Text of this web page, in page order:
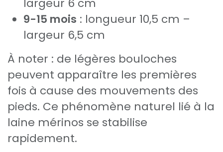
9-15 mois : longueur 10,5 cm –
largeur 6,5 cm
À noter : de légères bouloches
peuvent apparaître les premières
fois à cause des mouvements des
pieds. Ce phénomène naturel lié à la
laine mérinos se stabilise
rapidement.